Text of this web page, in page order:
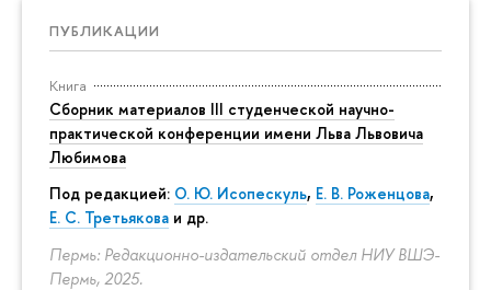
ПУБЛИКАЦИИ
Книга
Сборник материалов III студенческой научно-
практической конференции имени Льва Львовича
Любимова
Под редакцией: О. Ю. Исопескуль, Е. В. Роженцова,
Е. С. Третьякова и др.
Пермь: Редакционно-издательский отдел НИУ ВШЭ-
Пермь, 2025.